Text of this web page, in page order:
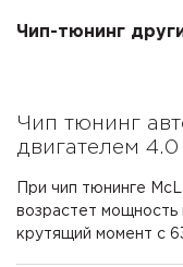
Чип-тюнинг
Чип тюнинг
двигателем
При чип тюнинге
возрастет
крутящий момент с